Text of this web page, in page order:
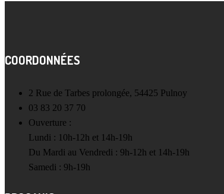
COORDONNÉES
2 Rue de Tarbes prolongée, 54425 Pulnoy
03 83 20 37 70
Ouverture :
Lundi : 10h-12h et 14h-19h
Du Mardi au Vendredi : 9h-12h et 14h-19h
Samedi : 9h-19h